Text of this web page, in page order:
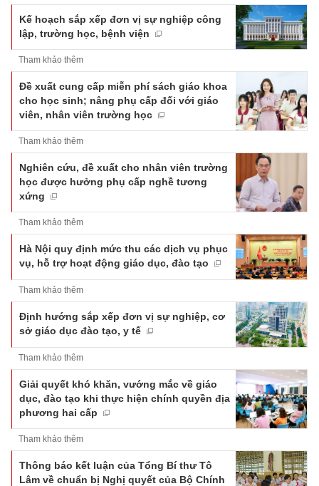
Kế hoạch sắp xếp đơn vị sự nghiệp công
lập, trường học, bệnh viện
Tham khảo thêm
Đề xuất cung cấp miễn phí sách giáo khoa
cho học sinh; nâng phụ cấp đối với giáo
viên, nhân viên trường học
Tham khảo thêm
Nghiên cứu, đề xuất cho nhân viên trường
học được hưởng phụ cấp nghề tương
xứng
Tham khảo thêm
Hà Nội quy định mức thu các dịch vụ phục
vụ, hỗ trợ hoạt động giáo dục, đào tạo
Tham khảo thêm
Định hướng sắp xếp đơn vị sự nghiệp, cơ
sở giáo dục đào tạo, y tế
Tham khảo thêm
Giải quyết khó khăn, vướng mắc về giáo
dục, đào tạo khi thực hiện chính quyền địa
phương hai cấp
Tham khảo thêm
Thông báo kết luận của Tổng Bí thư Tô
Lâm về chuẩn bị Nghị quyết của Bộ Chính